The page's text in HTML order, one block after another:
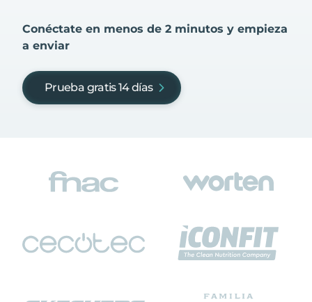
Conéctate en menos de 2 minutos y empieza
a enviar
Prueba gratis 14 días